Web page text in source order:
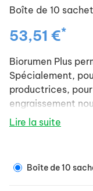
Boîte de 10
53,51 €*
Biorumen Plus
Spécialement,
productrices,
engraissement
A incorporer à la
Lire la suite
Boîte de 10